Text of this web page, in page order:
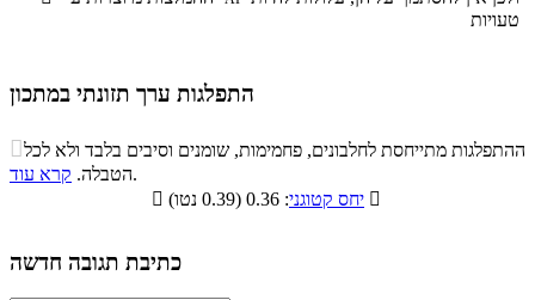
טעויות
התפלגות ערך תזונתי במתכון
התפלגות ערך תזונתי במתכון
סיבים
תזונתיים
שומנים חלבונים
9.9% 59.7%
ההתפלגות מתייחסת לחלבונים, פחמימות, שומנים וסיבים בלבד ולא לכל
הטבלה. קרא עוד
.

יחס קטוגני 
כתיבת תגובה חדשה